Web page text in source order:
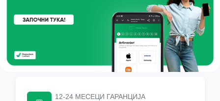
12-24 МЕСЕЦИ ГАРАНЦИЈА